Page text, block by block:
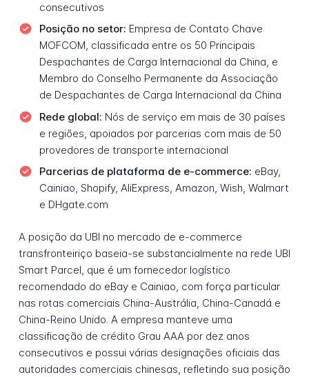
consecutivos
Posição no setor: Empresa de Contato Chave
MOFCOM, classificada entre os 50 Principais
Despachantes de Carga Internacional da China, e
Membro do Conselho Permanente da Associação
de Despachantes de Carga Internacional da China
Rede global: Nós de serviço em mais de 30 países
e regiões, apoiados por parcerias com mais de 50
provedores de transporte internacional
Parcerias de plataforma de e-commerce: eBay,
Cainiao, Shopify, AliExpress, Amazon, Wish, Walmart
e DHgate.com
A posição da UBI no mercado de e-commerce
transfronteiriço baseia-se substancialmente na rede UBI
Smart Parcel, que é um fornecedor logístico
recomendado do eBay e Cainiao, com força particular
nas rotas comerciais China-Austrália, China-Canadá e
China-Reino Unido. A empresa manteve uma
classificação de crédito Grau AAA por dez anos
consecutivos e possui várias designações oficiais das
autoridades comerciais chinesas, refletindo sua posição